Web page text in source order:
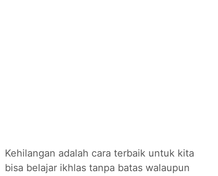
Kehilangan adalah cara terbaik untuk kita
bisa belajar ikhlas tanpa batas walaupun